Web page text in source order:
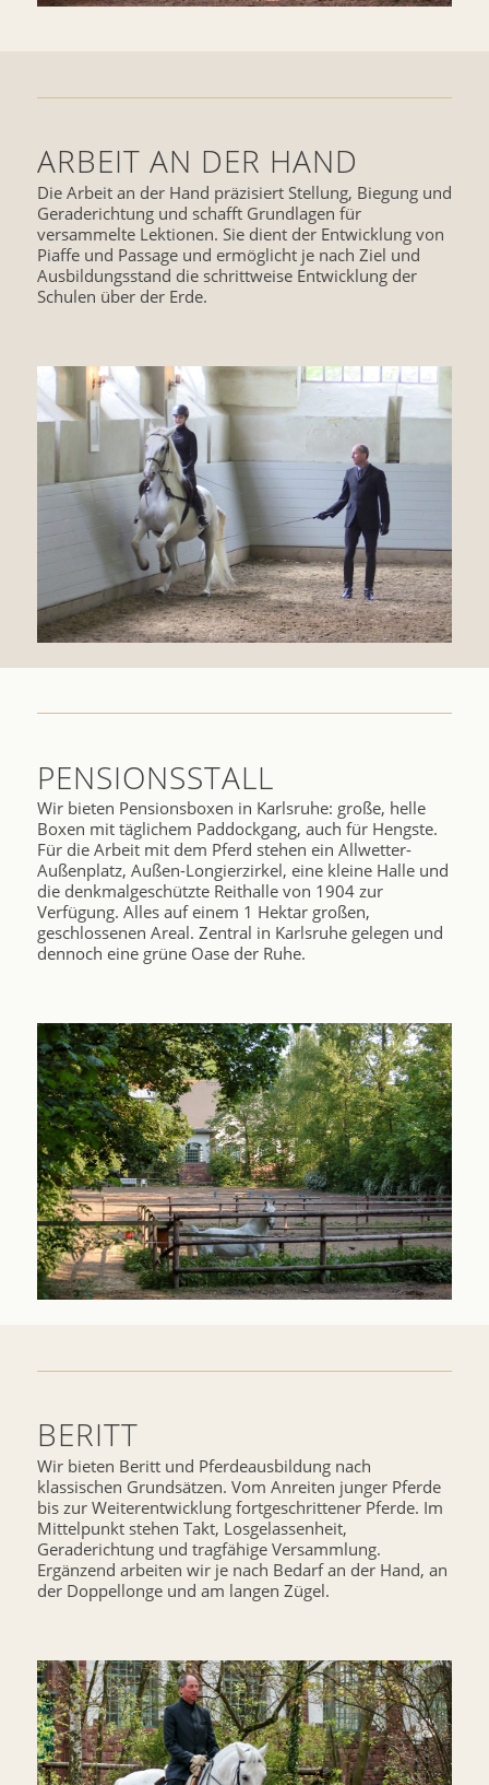
ARBEIT AN DER HAND
Die Arbeit an der Hand präzisiert Stellung, Biegung und
Geraderichtung und schafft Grundlagen für
versammelte Lektionen. Sie dient der Entwicklung von
Piaffe und Passage und ermöglicht je nach Ziel und
Ausbildungsstand die schrittweise Entwicklung der
Schulen über der Erde.
PENSIONSSTALL
Wir bieten Pensionsboxen in Karlsruhe: große, helle
Boxen mit täglichem Paddockgang, auch für Hengste.
Für die Arbeit mit dem Pferd stehen ein Allwetter-
Außenplatz, Außen-Longierzirkel, eine kleine Halle und
die denkmalgeschützte Reithalle von 1904 zur
Verfügung. Alles auf einem 1 Hektar großen,
geschlossenen Areal. Zentral in Karlsruhe gelegen und
dennoch eine grüne Oase der Ruhe.
BERITT
Wir bieten Beritt und Pferdeausbildung nach
klassischen Grundsätzen. Vom Anreiten junger Pferde
bis zur Weiterentwicklung fortgeschrittener Pferde. Im
Mittelpunkt stehen Takt, Losgelassenheit,
Geraderichtung und tragfähige Versammlung.
Ergänzend arbeiten wir je nach Bedarf an der Hand, an
der Doppellonge und am langen Zügel.